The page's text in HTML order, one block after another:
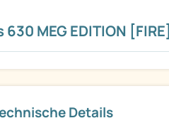
MEG EDITION [FIRE]
Details